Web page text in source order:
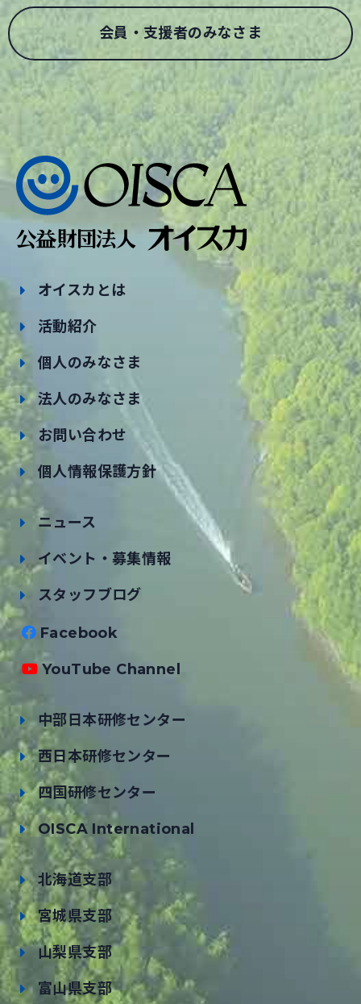
会員・支援者のみなさま
オイスカとは
活動紹介
個人のみなさま
法人のみなさま
お問い合わせ
個人情報保護方針
ニュース
イベント・募集情報
スタッフブログ
Facebook
YouTube Channel
中部日本研修センター
西日本研修センター
四国研修センター
OISCA International
北海道支部
宮城県支部
山梨県支部
富山県支部